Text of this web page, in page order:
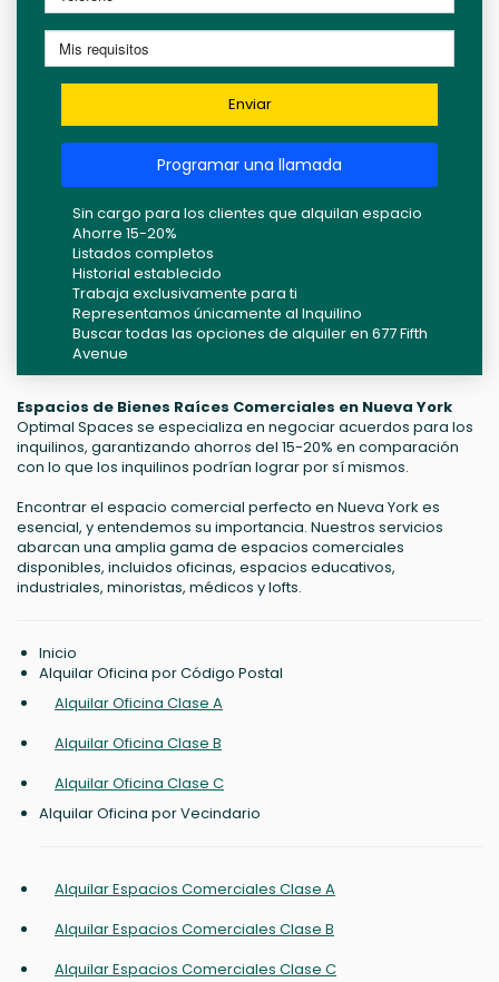
Enviar
Programar una llamada
Sin cargo para los clientes que alquilan espacio
Ahorre 15-20%
Listados completos
Historial establecido
Trabaja exclusivamente para ti
Representamos únicamente al Inquilino
Buscar todas las opciones de alquiler en 677 Fifth
Avenue
Espacios de Bienes Raíces Comerciales en Nueva York
Optimal Spaces se especializa en negociar acuerdos para los
inquilinos, garantizando ahorros del 15-20% en comparación
con lo que los inquilinos podrían lograr por sí mismos.
Encontrar el espacio comercial perfecto en Nueva York es
esencial, y entendemos su importancia. Nuestros servicios
abarcan una amplia gama de espacios comerciales
disponibles, incluidos oficinas, espacios educativos,
industriales, minoristas, médicos y lofts.
Inicio
Alquilar Oficina por Código Postal
Alquilar Oficina Clase A
Alquilar Oficina Clase B
Alquilar Oficina Clase C
Alquilar Oficina por Vecindario
Alquilar Espacios Comerciales Clase A
Alquilar Espacios Comerciales Clase B
Alquilar Espacios Comerciales Clase C